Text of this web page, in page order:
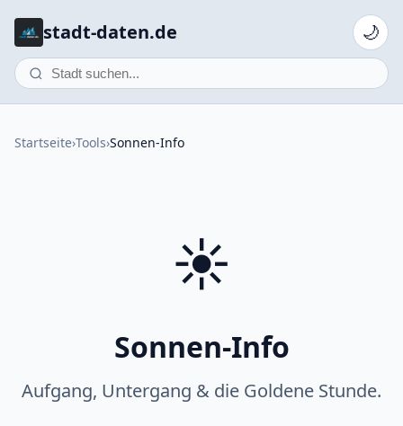
stadt-daten.de 🌙
Startseite›Tools›Sonnen-Info
☀️
Sonnen-Info
Aufgang, Untergang & die Goldene Stunde.